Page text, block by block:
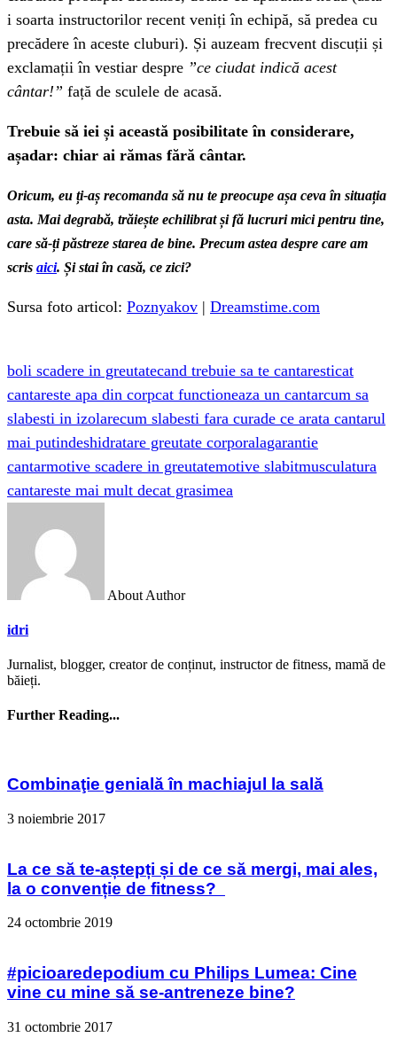
i soarta instructorilor recent veniți în echipă, să predea cu
precădere în aceste cluburi). Și auzeam frecvent discuții și
exclamații în vestiar despre ”ce ciudat indică acest
cântar!” față de sculele de acasă.
Trebuie să iei și această posibilitate în considerare,
așadar: chiar ai rămas fără cântar.
Oricum, eu ți-aș recomanda să nu te preocupe așa ceva în situația
asta. Mai degrabă, trăiește echilibrat și fă lucruri mici pentru tine,
care să-ți păstreze starea de bine. Precum astea despre care am
scris aici. Și stai în casă, ce zici?
Sursa foto articol: Poznyakov | Dreamstime.com
boli scadere in greutatecand trebuie sa te cantaresticat
cantareste apa din corpcat functioneaza un cantarcum sa
slabesti in izolarecum slabesti fara curade ce arata cantarul
mai putindeshidratare greutate corporalagarantie
cantarmotive scadere in greutatemotive slabitmusculatura
cantareste mai mult decat grasimea
About Author
idri
Jurnalist, blogger, creator de conținut, instructor de fitness, mamă de
băieți.
Further Reading...
Combinaţie genială în machiajul la sală
3 noiembrie 2017
La ce să te-aștepți și de ce să mergi, mai ales,
la o convenție de fitness?
24 octombrie 2019
#picioaredepodium cu Philips Lumea: Cine
vine cu mine să se-antreneze bine?
31 octombrie 2017